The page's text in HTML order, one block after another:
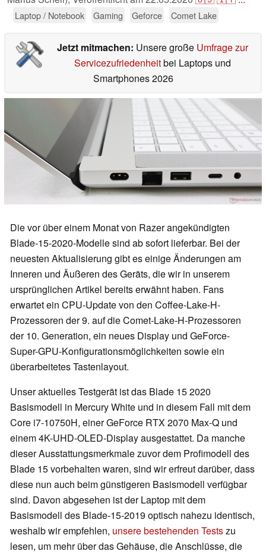
Laptop / Notebook Gaming Geforce Comet Lake
Jetzt mitmachen: Unsere große Umfrage zur
Servicezufriedenheitbei Laptops und
Smartphones 2026
Die vor über einem Monat von Razer angekündigten
Blade-15-2020-Modelle sind ab sofort lieferbar. Bei der
neuesten Aktualisierung gibt es einige Änderungen am
Inneren und Äußeren des Geräts, die wir in unserem
ursprünglichen Artikel bereits erwähnt haben. Fans
erwartet ein CPU-Update von den Coffee-Lake-H-
Prozessoren der 9. auf die Comet-Lake-H-Prozessoren
der 10. Generation, ein neues Display und GeForce-
Super-GPU-Konfigurationsmöglichkeiten sowie ein
überarbeitetes Tastenlayout.
Unser aktuelles Testgerät ist das Blade 15 2020
Basismodell in Mercury White und in diesem Fall mit dem
Core i7-10750H, einer GeForce RTX 2070 Max-Q und
einem 4K-UHD-OLED-Display ausgestattet. Da manche
dieser Ausstattungsmerkmale zuvor dem Profimodell des
Blade 15 vorbehalten waren, sind wir erfreut darüber, dass
diese nun auch beim günstigeren Basismodell verfügbar
sind. Davon abgesehen ist der Laptop mit dem
Basismodell des Blade-15-2019 optisch nahezu identisch,
weshalb wir empfehlen, unserebestehenden Testszu
lesen, um mehr über das Gehäuse, die Anschlüsse, die